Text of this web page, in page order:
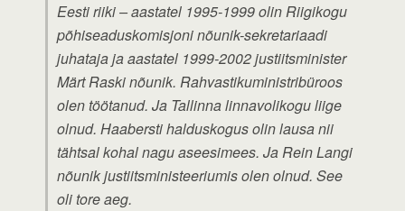
Eesti riiki – aastatel 1995-1999 olin Riigikogu
põhiseaduskomisjoni nõunik-sekretariaadi
juhataja ja aastatel 1999-2002 justiitsminister
Märt Raski nõunik. Rahvastikuministribüroos
olen töötanud. Ja Tallinna linnavolikogu liige
olnud. Haabersti halduskogus olin lausa nii
tähtsal kohal nagu aseesimees. Ja Rein Langi
nõunik justiitsministeeriumis olen olnud. See
oli tore aeg.